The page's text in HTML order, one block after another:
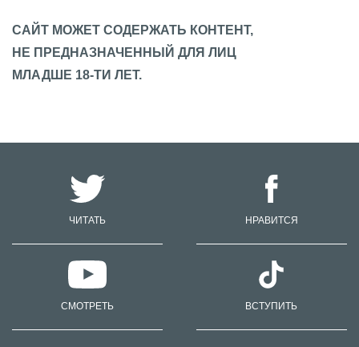
САЙТ МОЖЕТ СОДЕРЖАТЬ КОНТЕНТ,
НЕ ПРЕДНАЗНАЧЕННЫЙ ДЛЯ ЛИЦ
МЛАДШЕ 18-ТИ ЛЕТ.
ЧИТАТЬ НРАВИТСЯ
СМОТРЕТЬ ВСТУПИТЬ